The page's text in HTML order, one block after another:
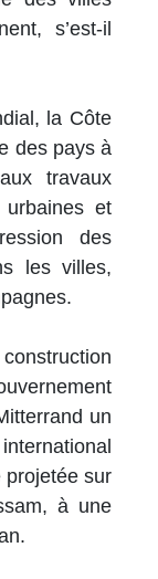
s’est-il
la Côte
des pays à
travaux
urbaines et
des
les villes,
un
projetée sur
à une